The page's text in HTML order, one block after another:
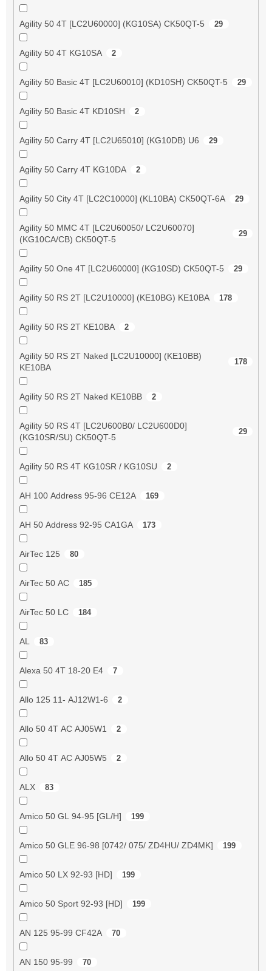
Agility 50 4T [LC2U60000] (KG10SA) CK50QT-5 29
Agility 50 4T KG10SA 2
Agility 50 Basic 4T [LC2U60010] (KD10SH) CK50QT-5 29
Agility 50 Basic 4T KD10SH 2
Agility 50 Carry 4T [LC2U65010] (KG10DB) U6 29
Agility 50 Carry 4T KG10DA 2
Agility 50 City 4T [LC2C10000] (KL10BA) CK50QT-6A 29
Agility 50 MMC 4T [LC2U60050/ LC2U60070]
(KG10CA/CB) CK50QT-5
29
Agility 50 One 4T [LC2U60000] (KG10SD) CK50QT-5 29
Agility 50 RS 2T [LC2U10000] (KE10BG) KE10BA 178
Agility 50 RS 2T KE10BA 2
Agility 50 RS 2T Naked [LC2U10000] (KE10BB)
KE10BA
178
Agility 50 RS 2T Naked KE10BB 2
Agility 50 RS 4T [LC2U600B0/ LC2U600D0]
(KG10SR/SU) CK50QT-5
29
Agility 50 RS 4T KG10SR / KG10SU 2
AH 100 Address 95-96 CE12A 169
AH 50 Address 92-95 CA1GA 173
AirTec 125 80
AirTec 50 AC 185
AirTec 50 LC 184
AL 83
Alexa 50 4T 18-20 E4 7
Allo 125 11- AJ12W1-6 2
Allo 50 4T AC AJ05W1 2
Allo 50 4T AC AJ05W5 2
ALX 83
Amico 50 GL 94-95 [GL/H] 199
Amico 50 GLE 96-98 [0742/ 075/ ZD4HU/ ZD4MK] 199
Amico 50 LX 92-93 [HD] 199
Amico 50 Sport 92-93 [HD] 199
AN 125 95-99 CF42A 70
AN 150 95-99 70